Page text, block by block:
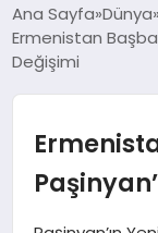
BILGISAYAR
TEKNOLOJI
Ana Sayfa Dünya
Ermenistan
Değişimi